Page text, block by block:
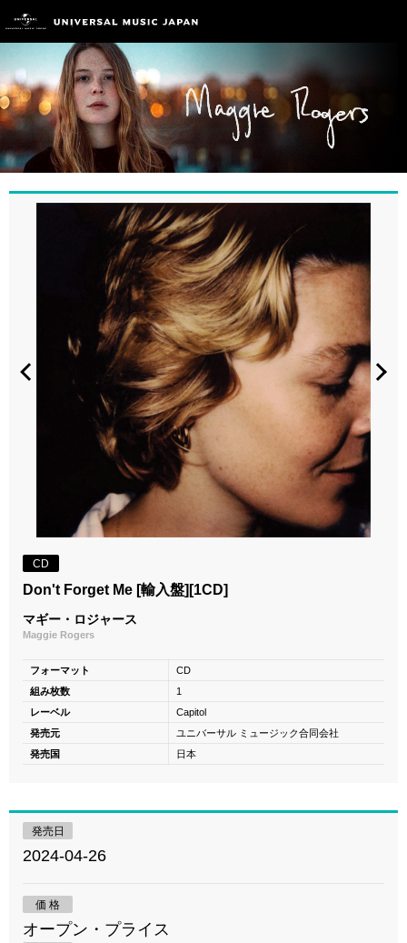
CD
Don't Forget Me [輸入盤][1CD]
マギー・ロジャース
Maggie Rogers
フォーマット
CD
組み枚数
1
レーベル
Capitol
発売元
ユニバーサル ミュージック合同会社
発売国
日本
発売日
2024-04-26
価 格
オープン・プライス